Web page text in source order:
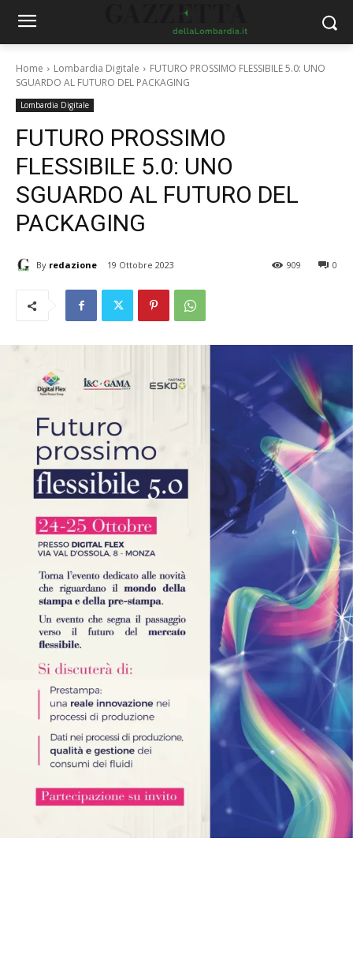
Home Lombardia Digitale
FUTURO PROSSIMO FLESSIBILE 5.0: UNO
SGUARDO AL FUTURO DEL PACKAGING
Lombardia Digitale
FUTURO PROSSIMO
FLESSIBILE 5.0: UNO
SGUARDO AL FUTURO DEL
PACKAGING
By redazione 19 Ottobre 2023 0
909